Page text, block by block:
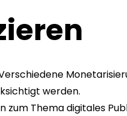
werden.
zum Thema digitales